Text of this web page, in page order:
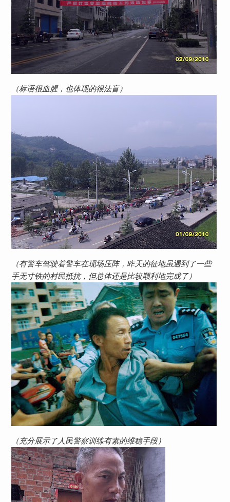
（标语很血腥，也体现的很法盲）
（有警车驾驶着警车在现场压阵，昨天的征地虽遇到了一些
手无寸铁的村民抵抗，但总体还是比较顺利地完成了）
（充分展示了人民警察训练有素的维稳手段）